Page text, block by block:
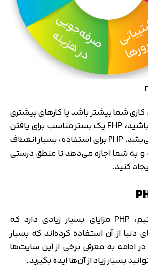
شما بیشتر باشد یا کارهای بیشتری
برای انجام داشته باشید، PHP یک بستر مناسب برای یافتن
تمامی راه‌حل‌ها می‌بشد. PHP برای استفاده، بسیار انعطاف
به شما اجازه می‌دهد تا منطق درستی
کنید.
همانطور که گفتیم، PHP مزایای بسیار زیادی دارد که
دنیا از آن استفاده کرده‌اند که بسیار
ادامه به معرفی برخی از این سایت‌ها
بسیار زیاد از آن‌ها ایده بگیرید.